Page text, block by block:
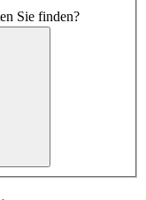
Sie finden?